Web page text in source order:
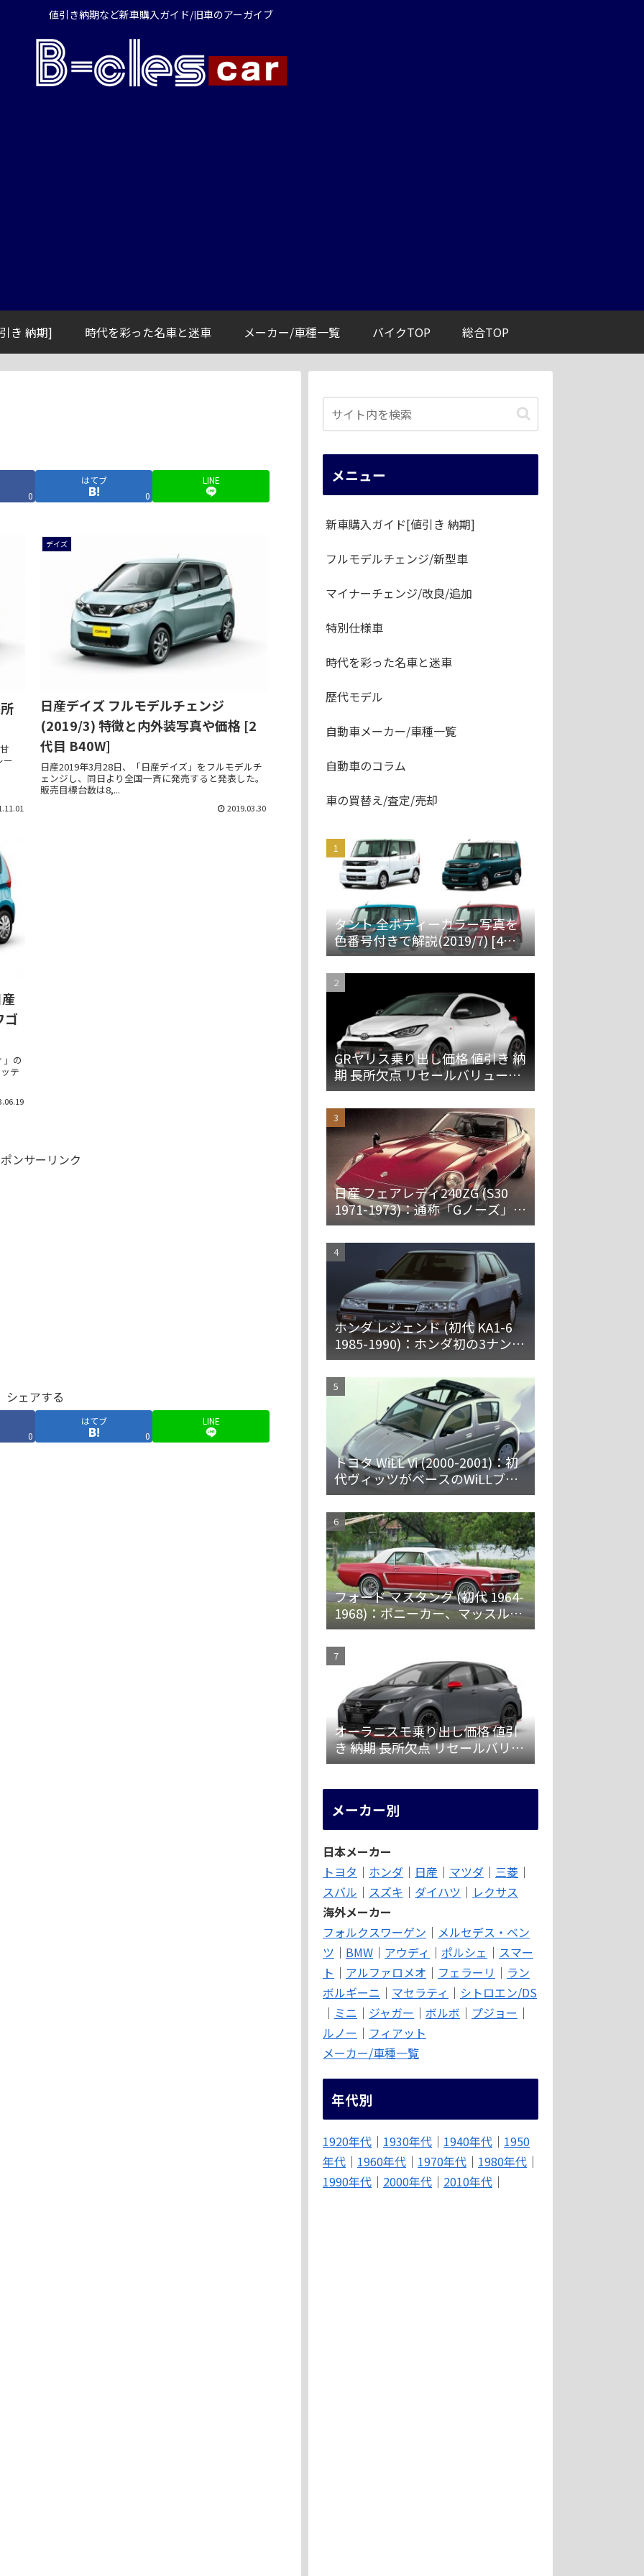
値引き納期など新車購入ガイド/旧車のアーガイブ
き 納期] 時代を彩った名車と迷車 メーカー/車種一覧 バイクTOP 総合TOP
0
はてブ
0
LINE
ー
デイズ
日産デイズ フルモデルチェンジ
(2019/3) 特徴と内外装写真や価格 [2
代目 B40W]
日産2019年3月28日、「日産デイズ」をフルモデルチ
ェンジし、同日より全国一斉に発売すると発表した。
販売目標台数は8,...
2019.03.30
ゴ
の
テ
ンサーリンク
シェアする
0
はてブ
0
LINE
メニュー
新車購入ガイド[値引き 納期]
フルモデルチェンジ/新型車
マイナーチェンジ/改良/追加
特別仕様車
時代を彩った名車と迷車
歴代モデル
自動車メーカー/車種一覧
自動車のコラム
車の買替え/査定/売却
タント 全ボディーカラー写真を
色番号付きで解説(2019/7) [4代
目 LA650S/660S]
GRヤリス乗り出し価格 値引き 納
期 長所欠点 リセールバリューを
解説
日産 フェアレディ240ZG (S30
1971-1973)：通称「Gノーズ」と
オーバーフェンダーを装備した
特別なZ
ホンダ レジェンド (初代 KA1-6
1985-1990)：ホンダ初の3ナンバ
ー車。プレミアムなセダンとハ
ードトップ
トヨタ WiLL Vi (2000-2001)：初
代ヴィッツがベースのWiLLブラ
ンド第一弾 [NCP19]
フォード マスタング (初代 1964-
1968)：ポニーカー、マッスルカ
ーの愛称で親しまれ大ヒット
オーラニスモ乗り出し価格 値引
き 納期 長所欠点 リセールバリュ
ーを解説
メーカー別
日本メーカー
トヨタ ｜ ホンダ ｜ 日産 ｜ マツダ ｜ 三菱 ｜
スバル ｜ スズキ ｜ ダイハツ ｜ レクサス
海外メーカー
フォルクスワーゲン ｜ メルセデス・ベン
ツ ｜ BMW ｜ アウディ ｜ ポルシェ ｜ スマー
ト ｜ アルファロメオ ｜ フェラーリ ｜ ラン
ボルギーニ ｜ マセラティ ｜ シトロエン/DS
｜ ミニ ｜ ジャガー ｜ ボルボ ｜ プジョー ｜
ルノー ｜ フィアット
メーカー/車種一覧
年代別
1920年代 ｜ 1930年代 ｜ 1940年代 ｜ 1950
年代 ｜ 1960年代 ｜ 1970年代 ｜ 1980年代 ｜
1990年代 ｜ 2000年代 ｜ 2010年代 ｜